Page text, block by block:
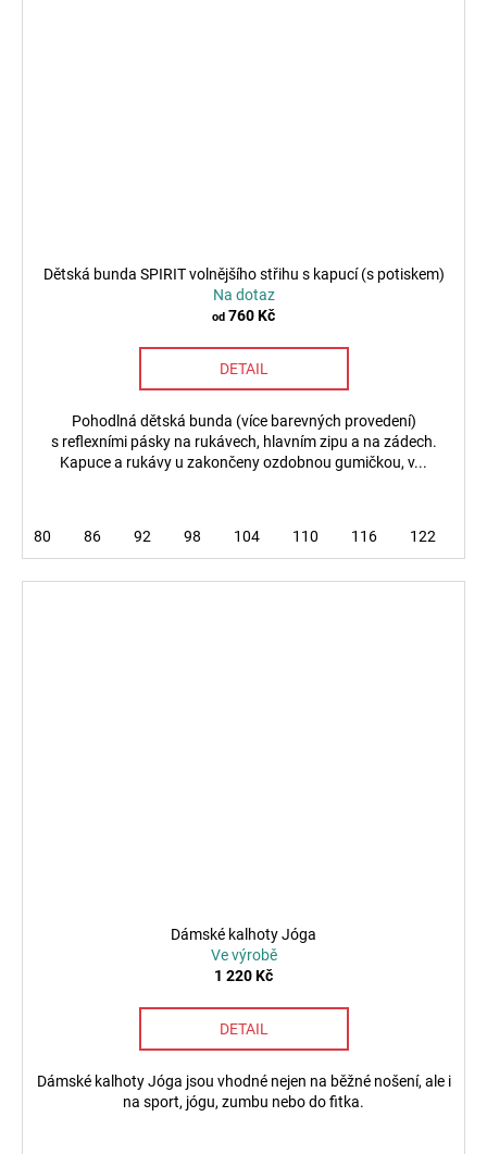
Dětská bunda SPIRIT volnějšího střihu s kapucí (s potiskem)
Na dotaz
od 760 Kč
DETAIL
Pohodlná dětská bunda (více barevných provedení)
s reflexními pásky na rukávech, hlavním zipu a na zádech.
Kapuce a rukávy u zakončeny ozdobnou gumičkou, v...
80 86 92 98 104 110 116 122
Dámské kalhoty Jóga
Ve výrobě
1 220 Kč
DETAIL
Dámské kalhoty Jóga jsou vhodné nejen na běžné nošení, ale i
na sport, jógu, zumbu nebo do fitka.